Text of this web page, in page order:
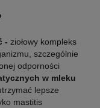
- ziołowy kompleks
szczególnie
odporności
w mleku
lepsze
mastitis